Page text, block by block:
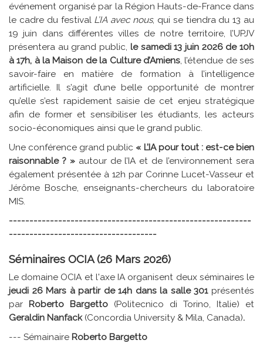
événement organisé par la Région Hauts-de-France dans
le cadre du festival L’IA avec nous, qui se tiendra du 13 au
19 juin dans différentes villes de notre territoire, l’UPJV
présentera au grand public, le samedi 13 juin 2026 de 10h
à 17h, à la Maison de la Culture d’Amiens, l’étendue de ses
savoir-faire en matière de formation à l’intelligence
artificielle. Il s’agit d’une belle opportunité de montrer
qu’elle s’est rapidement saisie de cet enjeu stratégique
afin de former et sensibiliser les étudiants, les acteurs
socio-économiques ainsi que le grand public.
Une conférence grand public « L’IA pour tout : est-ce bien
raisonnable ? » autour de l’IA et de l’environnement sera
également présentée à 12h par Corinne Lucet-Vasseur et
Jérôme Bosche, enseignants-chercheurs du laboratoire
MIS.
-----------------------------------------------------------
------------------------------------
Séminaires OCIA (26 Mars 2026)
Le domaine OCIA et l'axe IA organisent deux séminaires le
jeudi 26 Mars à partir de 14h dans la salle 301présentés
par Roberto Bargetto (Politecnico di Torino, Italie) et
Geraldin Nanfack (Concordia University & Mila, Canada).
--- Sémainaire Roberto Bargetto